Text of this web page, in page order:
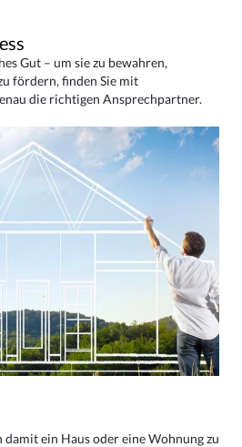
Gut – um sie zu bewahren,
fördern, finden Sie mit
die richtigen Ansprechpartner.
ein Haus oder eine Wohnung zu